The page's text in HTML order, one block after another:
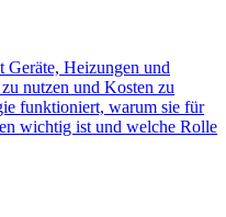
Geräte, Heizungen und
nutzen und Kosten zu
funktioniert, warum sie für
wichtig ist und welche Rolle